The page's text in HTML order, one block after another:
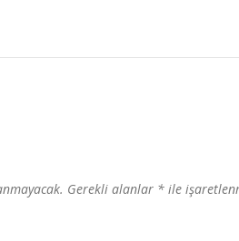
Gerekli alanlar * ile